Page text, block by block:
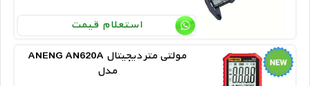
استعلام قیمت
ANENG AN620A مولتی متر دیجیتال
مدل